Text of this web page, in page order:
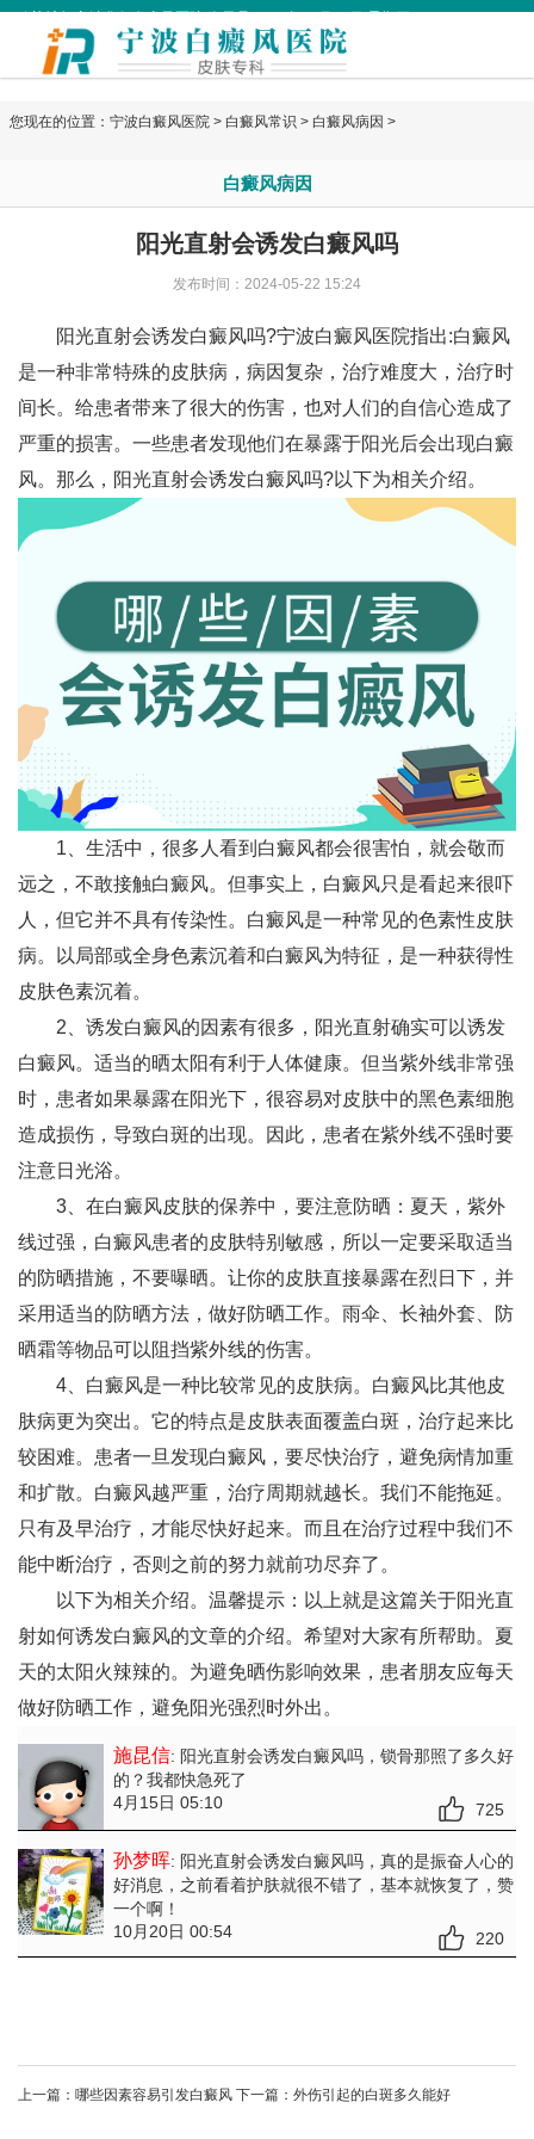
您现在的位置： 宁波白癜风医院 > 白癜风常识 > 白癜风病因 >
白癜风病因
阳光直射会诱发白癜风吗
发布时间：2024-05-22 15:24
阳光直射会诱发白癜风吗?宁波白癜风医院指出:白癜风
是一种非常特殊的皮肤病，病因复杂，治疗难度大，治疗时
间长。给患者带来了很大的伤害，也对人们的自信心造成了
严重的损害。一些患者发现他们在暴露于阳光后会出现白癜
风。那么，阳光直射会诱发白癜风吗?以下为相关介绍。
1、生活中，很多人看到白癜风都会很害怕，就会敬而
远之，不敢接触白癜风。但事实上，白癜风只是看起来很吓
人，但它并不具有传染性。白癜风是一种常见的色素性皮肤
病。以局部或全身色素沉着和白癜风为特征，是一种获得性
皮肤色素沉着。
2、诱发白癜风的因素有很多，阳光直射确实可以诱发
白癜风。适当的晒太阳有利于人体健康。但当紫外线非常强
时，患者如果暴露在阳光下，很容易对皮肤中的黑色素细胞
造成损伤，导致白斑的出现。因此，患者在紫外线不强时要
注意日光浴。
3、在白癜风皮肤的保养中，要注意防晒：夏天，紫外
线过强，白癜风患者的皮肤特别敏感，所以一定要采取适当
的防晒措施，不要曝晒。让你的皮肤直接暴露在烈日下，并
采用适当的防晒方法，做好防晒工作。雨伞、长袖外套、防
晒霜等物品可以阻挡紫外线的伤害。
4、白癜风是一种比较常见的皮肤病。白癜风比其他皮
肤病更为突出。它的特点是皮肤表面覆盖白斑，治疗起来比
较困难。患者一旦发现白癜风，要尽快治疗，避免病情加重
和扩散。白癜风越严重，治疗周期就越长。我们不能拖延。
只有及早治疗，才能尽快好起来。而且在治疗过程中我们不
能中断治疗，否则之前的努力就前功尽弃了。
以下为相关介绍。温馨提示：以上就是这篇关于阳光直
射如何诱发白癜风的文章的介绍。希望对大家有所帮助。夏
天的太阳火辣辣的。为避免晒伤影响效果，患者朋友应每天
做好防晒工作，避免阳光强烈时外出。
施昆信: 阳光直射会诱发白癜风吗，锁骨那照了多久好
的？我都快急死了
4月15日 05:10
725
孙梦晖: 阳光直射会诱发白癜风吗，真的是振奋人心的
好消息，之前看着护肤就很不错了，基本就恢复了，赞
一个啊！
10月20日 00:54
220
上一篇： 哪些因素容易引发白癜风 下一篇： 外伤引起的白斑多久能好